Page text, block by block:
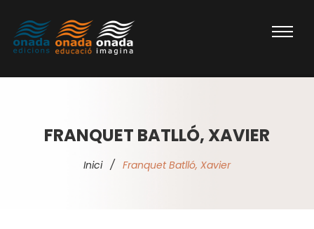
FRANQUET BATLLÓ, XAVIER
Inici / Franquet Batlló, Xavier